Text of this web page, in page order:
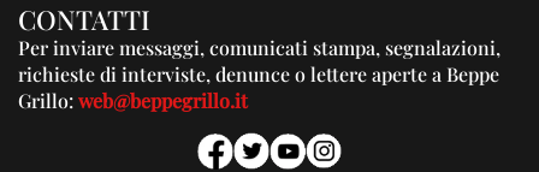
CONTATTI
Per inviare messaggi, comunicati stampa, segnalazioni,
richieste di interviste, denunce o lettere aperte a Beppe
Grillo:web@beppegrillo.it